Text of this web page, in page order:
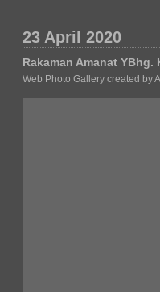
23 April 2020
Rakaman Amanat
Web Photo Gallery created by